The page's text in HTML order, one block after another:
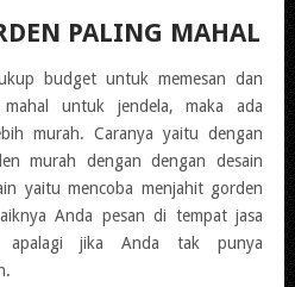
PALING MAHAL
budget untuk memesan dan
untuk jendela, maka ada
murah. Caranya yaitu dengan
murah dengan dengan desain
yaitu mencoba menjahit gorden
Anda pesan di tempat jasa
apalagi jika Anda tak punya